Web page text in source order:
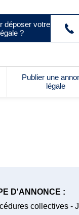
déposer votre
?
Publier une
légale
D'ANNONCE :
collectives -